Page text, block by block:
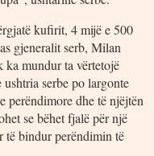
kufirit, 4 mijë e 500
gjeneralit serb, Milan
mundur ta vërtetojë
ushtria serbe po largonte
perëndimore dhe të njëjtën
se bëhet fjalë për një
të bindur perëndimin të